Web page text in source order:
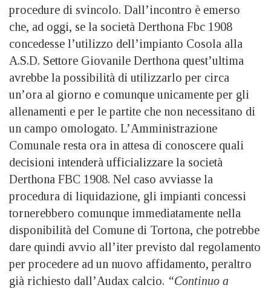
procedure di svincolo. Dall’incontro è emerso
che, ad oggi, se la società Derthona Fbc 1908
concedesse l’utilizzo dell’impianto Cosola alla
A.S.D. Settore Giovanile Derthona quest’ultima
avrebbe la possibilità di utilizzarlo per circa
un’ora al giorno e comunque unicamente per gli
allenamenti e per le partite che non necessitano di
un campo omologato. L’Amministrazione
Comunale resta ora in attesa di conoscere quali
decisioni intenderà ufficializzare la società
Derthona FBC 1908. Nel caso avviasse la
procedura di liquidazione, gli impianti concessi
tornerebbero comunque immediatamente nella
disponibilità del Comune di Tortona, che potrebbe
dare quindi avvio all’iter previsto dal regolamento
per procedere ad un nuovo affidamento, peraltro
già richiesto dall’Audax calcio. “Continuo a